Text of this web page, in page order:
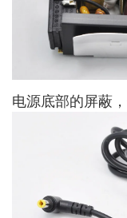
电源底部的屏蔽